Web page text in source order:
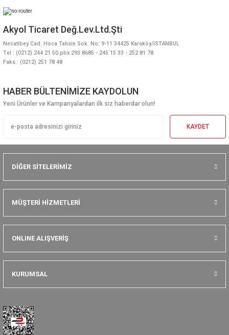
Akyol Ticaret Değ.Lev.Ltd.Şti
Necatibey Cad. Hoca Tahsin Sok. No: 9-11 34425 Karaköy/İSTANBUL
Tel : (0212) 244 21 50 pbx 293 8685 - 245 15 33 - 252 81 78
Faks : (0212) 251 78 48
HABER BÜLTENİMİZE KAYDOLUN
Yeni Ürünler ve Kampanyalardan ilk siz haberdar olun!
KAYDET
DİĞER SİTELERİMİZ
MÜŞTERİ HİZMETLERİ
ONLINE ALIŞVERİŞ
KURUMSAL